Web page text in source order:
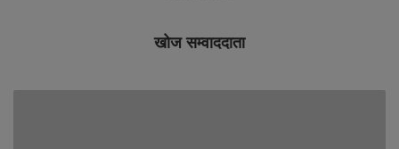
खोज सम्वाददाता